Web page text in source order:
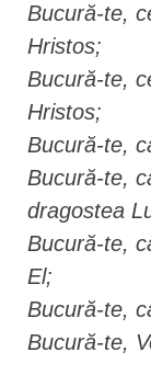
Bucură-te,
Hristos;
Bucură-te,
Hristos;
Bucură-te,
Bucură-te,
dragostea
Bucură-te,
El;
Bucură-te,
Bucură-te,